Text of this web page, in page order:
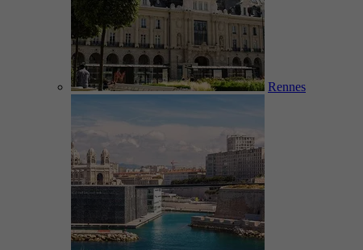
Rennes